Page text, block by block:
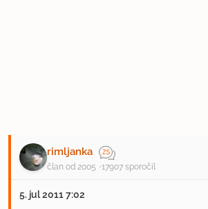
rimljanka
član od 2005 17907 sporočil
5. jul 2011 7:02